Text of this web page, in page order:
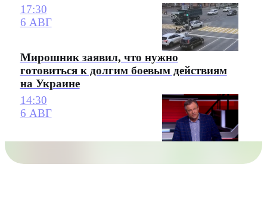
17:30
6 АВГ
Мирошник заявил, что нужно
готовиться к долгим боевым действиям
на Украине
14:30
6 АВГ